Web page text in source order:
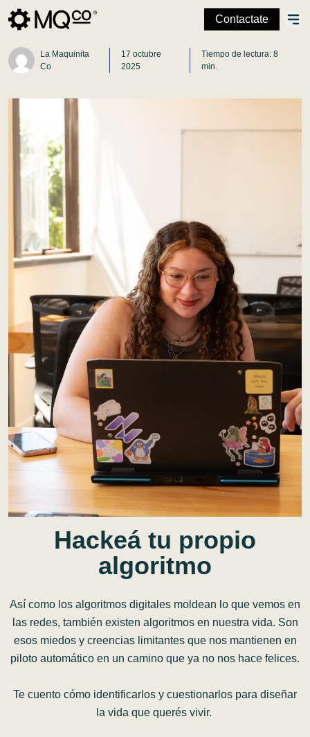
Contactate
La Maquinita
Co
17 octubre
2025
Tiempo de lectura: 8
min.
Hackeá tu propio
algoritmo
Así como los algoritmos digitales moldean lo que vemos en
las redes, también existen algoritmos en nuestra vida. Son
esos miedos y creencias limitantes que nos mantienen en
piloto automático en un camino que ya no nos hace felices.
Te cuento cómo identificarlos y cuestionarlos para diseñar
la vida que querés vivir.